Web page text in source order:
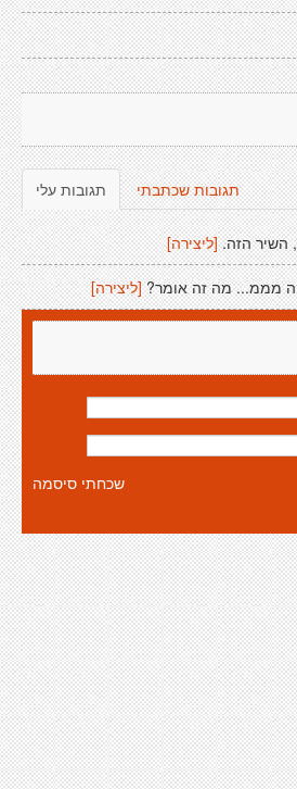
תגובות עלי תגובות שכתבתי
השיר הזה. [ליצירה]
מממ... מה זה אומר? [ליצירה]
שכחתי סיסמה